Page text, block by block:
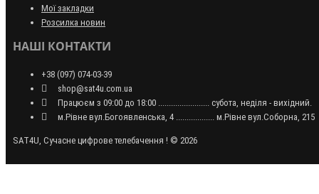
Мої закладки
Розсилка новин
НАШІ КОНТАКТИ
+38 (097) 074-03-39
shop@sat4u.com.ua
Працюєм з 09:00 до 18:00 ........................ субота, неділя - вихідний.
м.Рівне вул.Богоявленська, 4 .................. м.Рівне вул.Соборна, 215
SAT4U, Сучасне цифрове телебачення ! © 2026